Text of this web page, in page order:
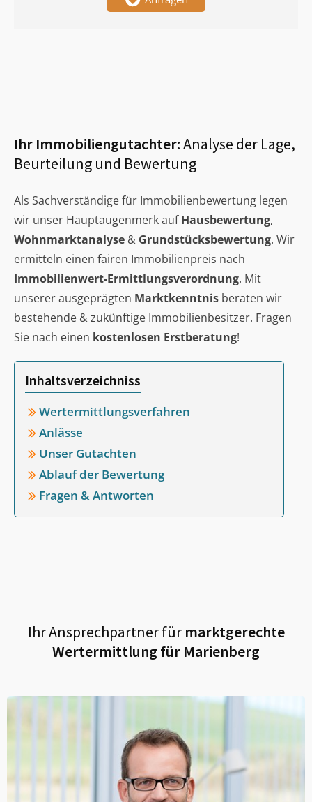
Ihr Immobiliengutachter:Analyse der Lage,
Beurteilung und Bewertung
Als Sachverständige für Immobilienbewertung legen
wir unser Hauptaugenmerk aufHausbewertung,
Wohnmarktanalyse & Grundstücksbewertung. Wir
ermitteln einen fairen Immobilienpreis nach
Immobilienwert-Ermittlungsverordnung. Mit
unserer ausgeprägten Marktkenntnis beraten wir
bestehende & zukünftige Immobilienbesitzer. Fragen
Sie nach einen kostenlosen Erstberatung!
Inhaltsverzeichniss
Wertermittlungsverfahren
Anlässe
Unser Gutachten
Ablauf der Bewertung
Fragen & Antworten
Ihr Ansprechpartner fürmarktgerechte
Wertermittlung für Marienberg